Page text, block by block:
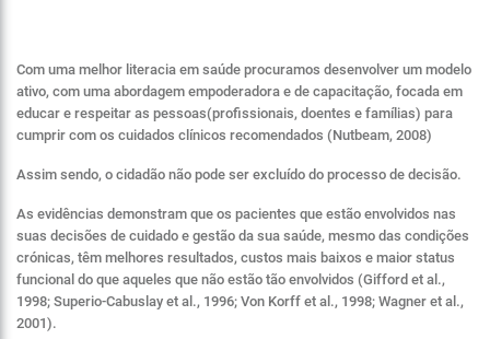
Com uma melhor literacia em saúde procuramos desenvolver um modelo
ativo, com uma abordagem empoderadora e de capacitação, focada em
educar e respeitar as pessoas(profissionais, doentes e famílias) para
cumprir com os cuidados clínicos recomendados (Nutbeam, 2008)
Assim sendo, o cidadão não pode ser excluído do processo de decisão.
As evidências demonstram que os pacientes que estão envolvidos nas
suas decisões de cuidado e gestão da sua saúde, mesmo das condições
crónicas, têm melhores resultados, custos mais baixos e maior status
funcional do que aqueles que não estão tão envolvidos (Gifford et al.,
1998; Superio-Cabuslay et al., 1996; Von Korff et al., 1998; Wagner et al.,
2001).